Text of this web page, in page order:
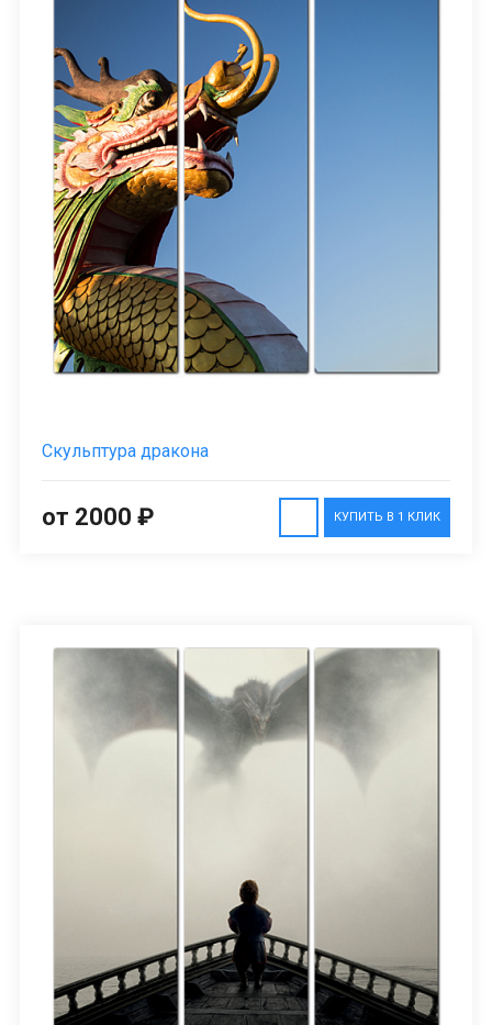
Скульптура дракона
КУПИТЬ В 1 КЛИК
от 2000 ₽